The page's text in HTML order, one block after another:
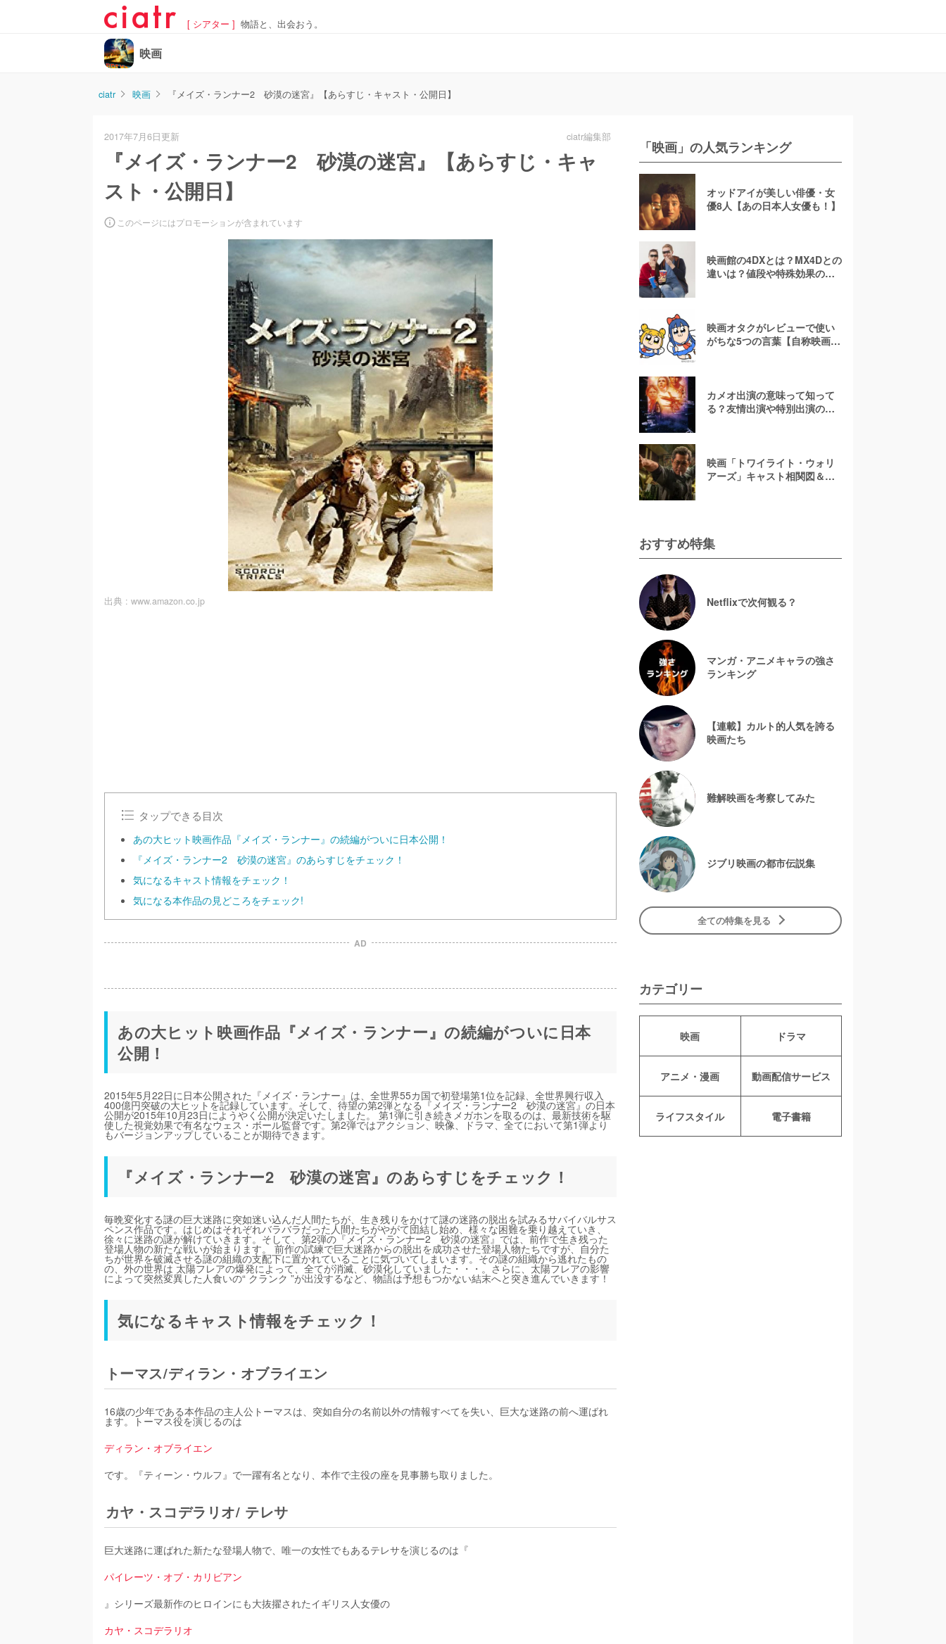
[ シアター ] 物語と、出会おう。
映画
ciatr 映画 『メイズ・ランナー2 砂漠の迷宮』【あらすじ・キャスト・公開日】
2017年7月6日更新 ciatr編集部
『メイズ・ランナー2 砂漠の迷宮』【あらすじ・キャ
スト・公開日】
このページにはプロモーションが含まれています
出典 : www.amazon.co.jp
タップできる目次
あの大ヒット映画作品『メイズ・ランナー』の続編がついに日本公開！
『メイズ・ランナー2 砂漠の迷宮』のあらすじをチェック！
気になるキャスト情報をチェック！
気になる本作品の見どころをチェック!
AD
あの大ヒット映画作品『メイズ・ランナー』の続編がついに日本
公開！
2015年5月22日に日本公開された『メイズ・ランナー』は、全世界55カ国で初登場第1位を記録、全世界興行収入
400億円突破の大ヒットを記録しています。そして、待望の第2弾となる『メイズ・ランナー2 砂漠の迷宮』の日本
公開が2015年10月23日にようやく公開が決定いたしました。 第1弾に引き続きメガホンを取るのは、最新技術を駆
使した視覚効果で有名なウェス・ボール監督です。第2弾ではアクション、映像、ドラマ、全てにおいて第1弾より
もバージョンアップしていることが期待できます。
『メイズ・ランナー2 砂漠の迷宮』のあらすじをチェック！
毎晩変化する謎の巨大迷路に突如迷い込んだ人間たちが、生き残りをかけて謎の迷路の脱出を試みるサバイバルサス
ペンス作品です。はじめはそれぞれバラバラだった人間たちがやがて団結し始め、様々な困難を乗り越えていき、
徐々に迷路の謎が解けていきます。そして、第2弾の『メイズ・ランナー2 砂漠の迷宮』では、前作で生き残った
登場人物の新たな戦いが始まります。 前作の試練で巨大迷路からの脱出を成功させた登場人物たちですが、自分た
ちが世界を破滅させる謎の組織の支配下に置かれていることに気づいてしまいます。その謎の組織から逃れたもの
の、外の世界は 太陽フレアの爆発によって、全てが消滅、砂漠化していました・・・。さらに、太陽フレアの影響
によって突然変異した人食いの“ クランク ”が出没するなど、物語は予想もつかない結末へと突き進んでいきます！
気になるキャスト情報をチェック！
トーマス/ディラン・オブライエン
16歳の少年である本作品の主人公トーマスは、突如自分の名前以外の情報すべてを失い、巨大な迷路の前へ運ばれ
ます。トーマス役を演じるのは
ディラン・オブライエン
です。『ティーン・ウルフ』で一躍有名となり、本作で主役の座を見事勝ち取りました。
カヤ・スコデラリオ/ テレサ
巨大迷路に運ばれた新たな登場人物で、唯一の女性でもあるテレサを演じるのは『
パイレーツ・オブ・カリビアン
』シリーズ最新作のヒロインにも大抜擢されたイギリス人女優の
カヤ・スコデラリオ
「映画」の人気ランキング
オッドアイが美しい俳優・女
優8人【あの日本人女優も！】
映画館の4DXとは？MX4Dとの
違いは？値段や特殊効果の注
映画オタクがレビューで使い
がちな5つの言葉【自称映画オ
カメオ出演の意味って知って
る？友情出演や特別出演の違
映画「トワイライト・ウォリ
アーズ」キャスト相関図＆登
おすすめ特集
Netflixで次何観る？
マンガ・アニメキャラの強さ
ランキング
【連載】カルト的人気を誇る
映画たち
難解映画を考察してみた
ジブリ映画の都市伝説集
全ての特集を見る
カテゴリー
映画 ドラマ
アニメ・漫画 動画配信サービス
ライフスタイル 電子書籍